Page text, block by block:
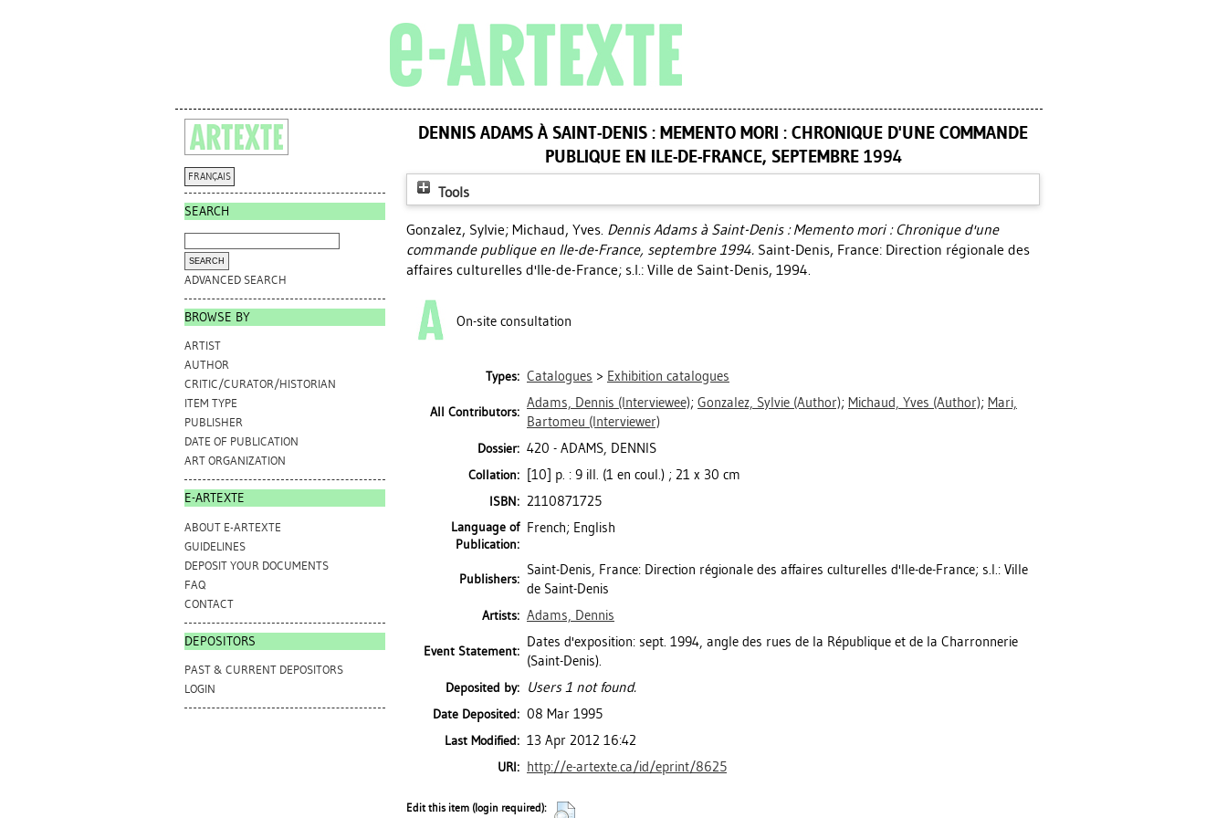
FRANÇAIS
SEARCH
ADVANCED SEARCH
BROWSE BY
ARTIST
AUTHOR
CRITIC/CURATOR/HISTORIAN
ITEM TYPE
PUBLISHER
DATE OF PUBLICATION
ART ORGANIZATION
E-ARTEXTE
ABOUT E-ARTEXTE
GUIDELINES
DEPOSIT YOUR DOCUMENTS
FAQ
CONTACT
DEPOSITORS
PAST & CURRENT DEPOSITORS
LOGIN
DENNIS ADAMS À SAINT-DENIS : MEMENTO MORI : CHRONIQUE D'UNE COMMANDE
PUBLIQUE EN ILE-DE-FRANCE, SEPTEMBRE 1994
Tools
Gonzalez, Sylvie; Michaud, Yves. Dennis Adams à Saint-Denis : Memento mori : Chronique d'une
commande publique en Ile-de-France, septembre 1994. Saint-Denis, France: Direction régionale des
affaires culturelles d'Ile-de-France; s.l.: Ville de Saint-Denis, 1994.
On-site consultation
Types: Catalogues > Exhibition catalogues
All Contributors:
Adams, Dennis (Interviewee); Gonzalez, Sylvie (Author); Michaud, Yves (Author); Mari,
Bartomeu (Interviewer)
Dossier: 420 - ADAMS, DENNIS
Collation: [10] p. : 9 ill. (1 en coul.) ; 21 x 30 cm
ISBN: 2110871725
Language of
Publication:
French; English
Publishers:
Saint-Denis, France: Direction régionale des affaires culturelles d'Ile-de-France; s.l.: Ville
de Saint-Denis
Artists: Adams, Dennis
Event Statement:
Dates d'exposition: sept. 1994, angle des rues de la République et de la Charronnerie
(Saint-Denis).
Deposited by: Users 1 not found.
Date Deposited: 08 Mar 1995
Last Modified: 13 Apr 2012 16:42
URI: http://e-artexte.ca/id/eprint/8625
Edit this item (login required):